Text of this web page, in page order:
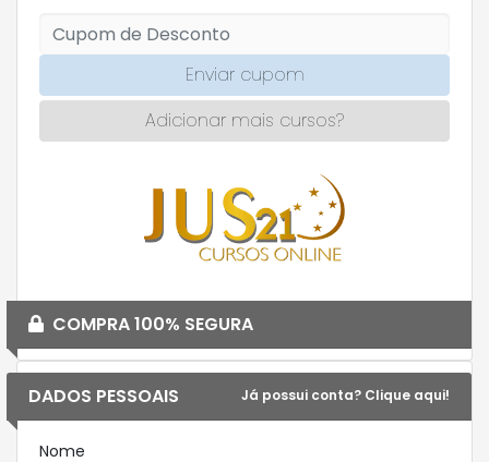
DADOS PESSOAIS Já possui conta? Clique aqui!
Nome
Enviar cupom
Adicionar mais cursos?
COMPRA 100% SEGURA